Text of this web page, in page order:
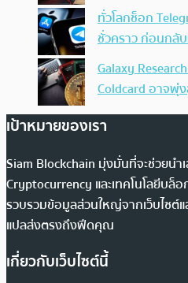
ทั่วโลกช็อก
ชั่วคราว ก่อนกลั
Galaxy
Coldcard อาจพุ่
เป้าหมายของเรา
Siam Blockchain มุ่งมั่นที่จะช่วยนำ
Cryptocurrency และเทคโนโลยีบล็
รวบรวมข้อมูลส่วนใหญ่จากเว็บไซต์แ
แปลส่งตรงถึงฟีดคุณ
เกี่ยวกับเว็บไซต์นี้